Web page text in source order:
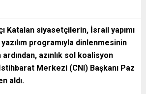
Katalan siyasetçilerin, İsrail yapımı
programıyla dinlenmesinin
ardından, azınlık sol koalisyon
Merkezi (CNI) Başkanı Paz
aldı.